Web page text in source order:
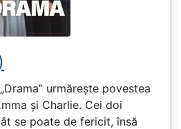
urmărește povestea
și Charlie. Cei doi
se poate de fericit, însă